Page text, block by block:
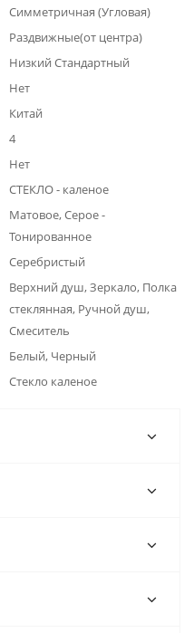
Симметричная (Угловая)
Раздвижные(от центра)
Низкий Стандартный
Нет
Китай
4
Нет
СТЕКЛО - каленое
Матовое, Серое -
Тонированное
Серебристый
Верхний душ, Зеркало, Полка
стеклянная, Ручной душ,
Смеситель
Белый, Черный
Стекло каленое